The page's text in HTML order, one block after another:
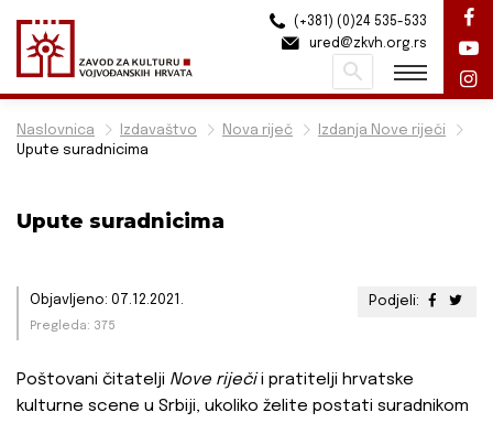
Naslovnica Izdavaštvo Nova riječ
Izdanja Nove riječi
Upute suradnicima
Upute suradnicima
Podjeli:
Objavljeno: 07.12.2021.
Pregleda: 375
Poštovani čitatelji Nove riječii pratitelji hrvatske
kulturne scene u Srbiji, ukoliko želite postati suradnikom
(+381) (0)24 535-533
ured@zkvh.org.rs
Pretraži